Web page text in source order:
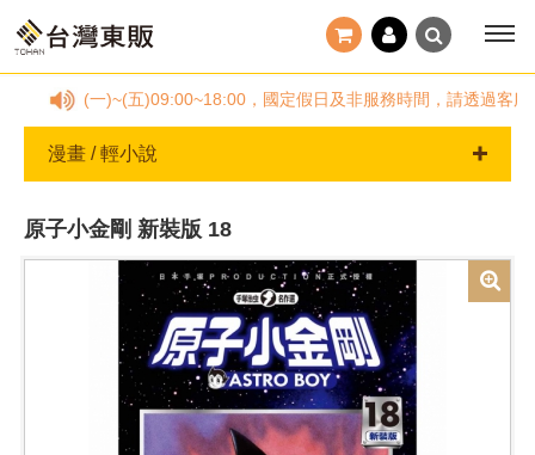
，(一)~(五)09:00~18:00，國定假日及非服務時間，請透過客服信
漫畫 / 輕小說
原子小金剛 新裝版 18